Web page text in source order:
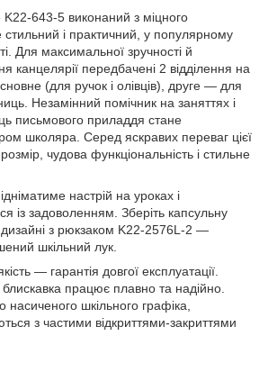
643-5 виконаний з міцного
стильний і практичний, у популярному
Для максимальної зручності й
канцелярії передбачені 2 відділення на
(для ручок і олівців), друге — для
Незамінний помічник на заняттях і
письмового приладдя стане
школяра. Серед яскравих переваг цієї
чудова функціональність і стильне
настрій на уроках і
із задоволенням. Зберіть капсульну
з рюкзаком K22-2576L-2 —
шкільний лук.
— гарантія довгої експлуатації.
працює плавно та надійно.
насиченого шкільного графіка,
з частими відкриттями-закриттями